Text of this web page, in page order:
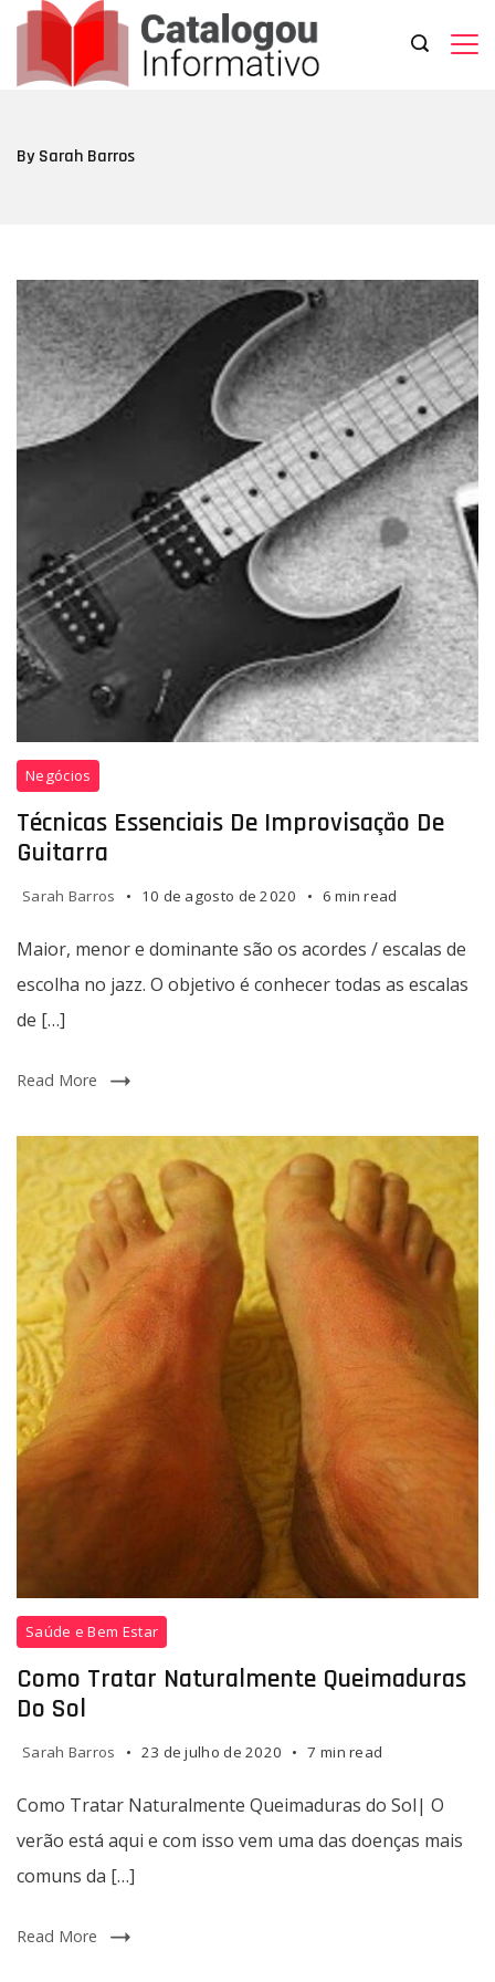
Skip
content
By Sarah Barros
Técnicas
essenciais
de
improvisação
de
guitarra
Negócios
Técnicas Essenciais De Improvisação De
Guitarra
Sarah Barros 10 de agosto de 2020 6 min read
Maior, menor e dominante são os acordes / escalas de
escolha no jazz. O objetivo é conhecer todas as escalas
de […]
Read More
Como
Tratar
Naturalmente
Queimaduras
do
Sol|
verão
está
e
isso
Saúde e Bem Estar
Como Tratar Naturalmente Queimaduras
Do Sol
Sarah Barros 23 de julho de 2020 7 min read
Como Tratar Naturalmente Queimaduras do Sol| O
verão está aqui e com isso vem uma das doenças mais
comuns da […]
Read More